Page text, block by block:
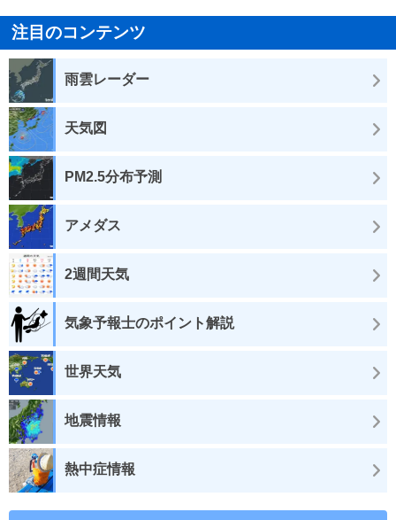
注目のコンテンツ
雨雲レーダー
天気図
PM2.5分布予測
アメダス
2週間天気
気象予報士のポイント解説
世界天気
地震情報
熱中症情報